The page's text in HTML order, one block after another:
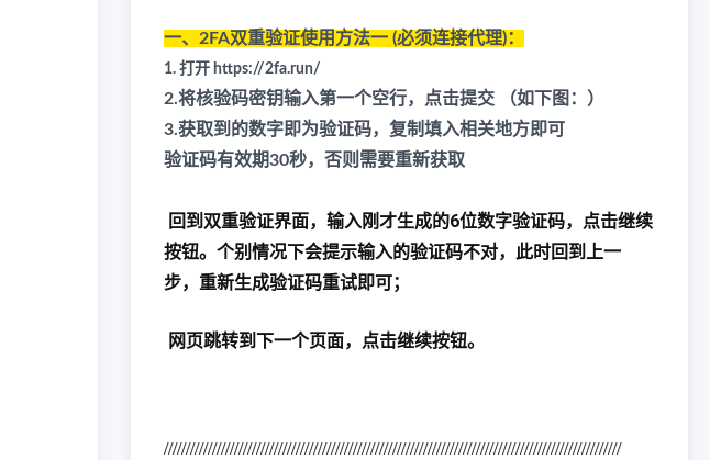
一、2FA双重验证使用方法一 (必须连接代理)：
1. 打开 https://2fa.run/
2.将核验码密钥输入第一个空行，点击提交 （如下图：）
3.获取到的数字即为验证码，复制填入相关地方即可
验证码有效期30秒，否则需要重新获取
回到双重验证界面，输入刚才生成的6位数字验证码，点击继续
按钮。个别情况下会提示输入的验证码不对，此时回到上一
步，重新生成验证码重试即可；
网页跳转到下一个页面，点击继续按钮。
////////////////////////////////////////////////////////////////////////////////////////////////////////